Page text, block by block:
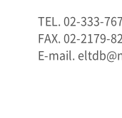
TEL. 02-333-
FAX. 02-2179-
E-mail.